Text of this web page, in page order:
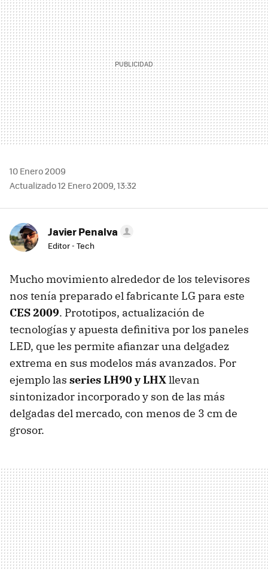
10 Enero 2009
Actualizado 12 Enero 2009, 13:32
Javier Penalva
Editor - Tech
Mucho movimiento alrededor de los televisores
nos tenía preparado el fabricante LG para este
CES2009. Prototipos, actualización de
tecnologías y apuesta definitiva por los paneles
LED, que les permite afianzar una delgadez
extrema en sus modelos más avanzados. Por
ejemplo las series LH90 y LHXllevan
sintonizador incorporado y son de las más
delgadas del mercado, con menos de 3 cm de
grosor.